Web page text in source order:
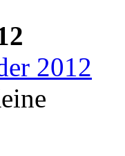
2012